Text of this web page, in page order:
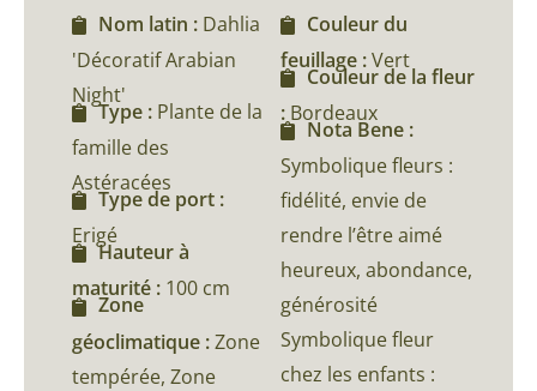
Nom latin : Dahlia
'Décoratif Arabian
Night'
Type : Plante de la
famille des
Astéracées
Type de port :
Erigé
Hauteur à
maturité : 100 cm
Zone
géoclimatique :Zone
tempérée, Zone
Couleur du
feuillage :Vert
Couleur de la fleur
: Bordeaux
Nota Bene :
Symbolique fleurs :
fidélité, envie de
rendre l’être aimé
heureux, abondance,
générosité
Symbolique fleur
chez les enfants :